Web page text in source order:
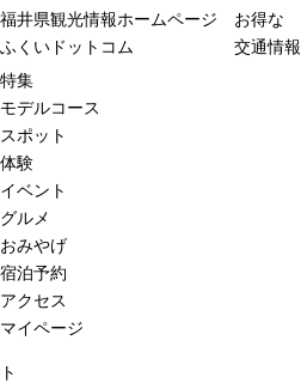
福井県観光情報ホームページ
ふくいドットコム
お得な
交通情報
特集
モデルコース
スポット
体験
イベント
グルメ
おみやげ
宿泊予約
アクセス
マイページ
ト